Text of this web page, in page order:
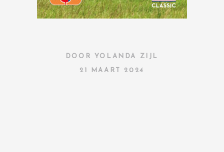
DOOR YOLANDA ZIJL
21 MAART 2024